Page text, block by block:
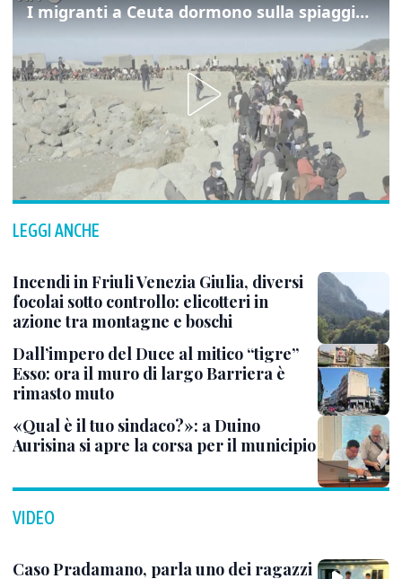
I migranti a Ceuta dormono sulla spiaggia: "Vogliamo entrare in Europa"
LEGGI ANCHE
Incendi in Friuli Venezia Giulia, diversi
focolai sotto controllo: elicotteri in
azione tra montagne e boschi
Dall’impero del Duce al mitico “tigre”
Esso: ora il muro di largo Barriera è
rimasto muto
«Qual è il tuo sindaco?»: a Duino
Aurisina si apre la corsa per il municipio
VIDEO
Caso Pradamano, parla uno dei ragazzi